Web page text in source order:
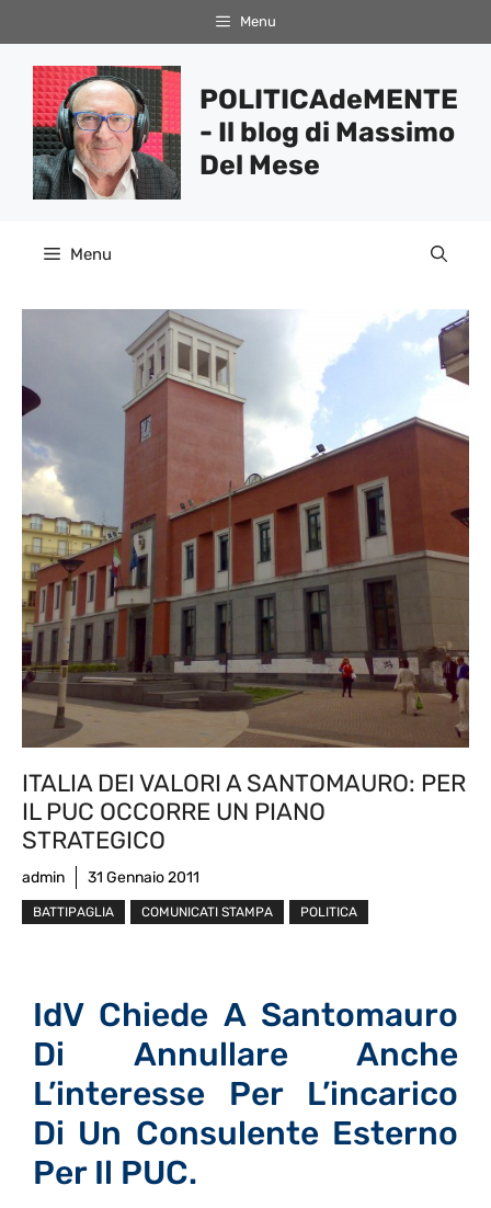
al
contenuto
Menu
POLITICAdeMENTE
- Il blog di Massimo
Del Mese
Menu
ITALIA DEI VALORI A SANTOMAURO: PER
IL PUC OCCORRE UN PIANO
STRATEGICO
admin 31 Gennaio 2011
BATTIPAGLIA COMUNICATI STAMPA POLITICA
IdV Chiede A Santomauro
Di Annullare Anche
L’interesse Per L’incarico
Di Un Consulente Esterno
Per Il PUC.